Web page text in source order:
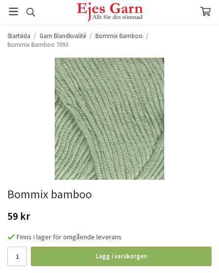
Startsida / Garn Blandkvalité / Bommix Bamboo /
Bommix Bamboo 7093
Bommix bamboo
59 kr
Finns i lager för omgående leverans
Lägg i varukorgen